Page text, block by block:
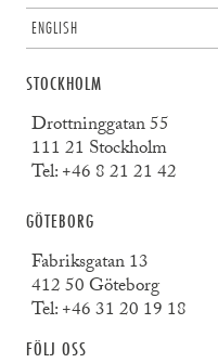
ENGLISH
STOCKHOLM
Drottninggatan 55
111 21 Stockholm
Tel:+46 8 21 21 42
GÖTEBORG
Fabriksgatan 13
412 50 Göteborg
Tel:+46 31 20 19 18
FÖLJ OSS